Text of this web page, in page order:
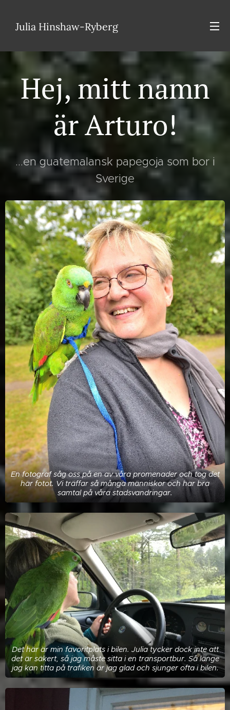
Julia Hinshaw-Ryberg
Hej, mitt namn
är Arturo!
...en guatemalansk papegoja som bor i
Sverige
En fotograf såg oss på en av våra promenader och tog det
här fotot. Vi träffar så många människor och har bra
samtal på våra stadsvandringar.
Det här är min favoritplats i bilen. Julia tycker dock inte att
det är säkert, så jag måste sitta i en transportbur. Så länge
jag kan titta på trafiken är jag glad och sjunger ofta i bilen.